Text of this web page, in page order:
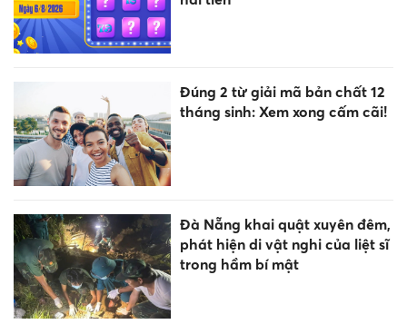
Đúng 2 từ giải mã bản chất 12
tháng sinh: Xem xong cấm cãi!
Đà Nẵng khai quật xuyên đêm,
phát hiện di vật nghi của liệt sĩ
trong hầm bí mật